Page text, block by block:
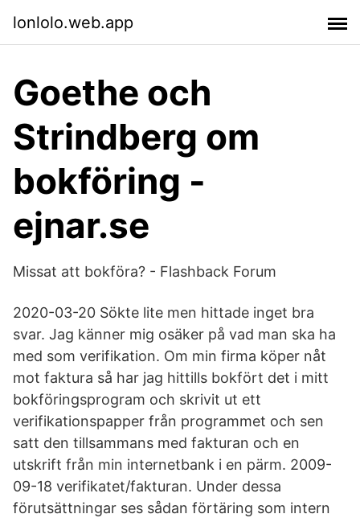
lonlolo.web.app
Goethe och
Strindberg om
bokföring -
ejnar.se
Missat att bokföra? - Flashback Forum
2020-03-20 Sökte lite men hittade inget bra
svar. Jag känner mig osäker på vad man ska ha
med som verifikation. Om min firma köper nåt
mot faktura så har jag hittills bokfört det i mitt
bokföringsprogram och skrivit ut ett
verifikationspapper från programmet och sen
satt den tillsammans med fakturan och en
utskrift från min internetbank i en pärm. 2009-
09-18 verifikatet/fakturan. Under dessa
förutsättningar ses sådan förtäring som intern